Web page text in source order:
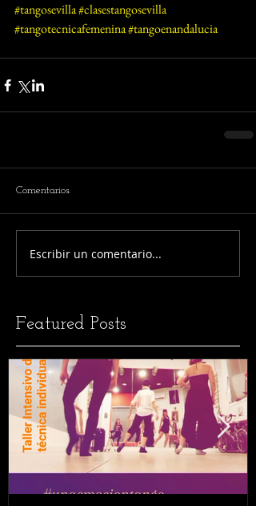
#tangosevilla#clasestangosevilla
#tangotecnicafemenina#tangoenandalucia
Comentarios
Escribir un comentario...
Featured Posts